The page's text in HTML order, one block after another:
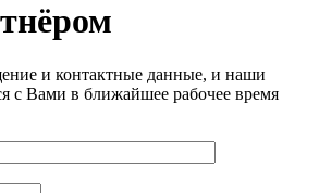
и контактные данные, и наши
с Вами в ближайшее рабочее время